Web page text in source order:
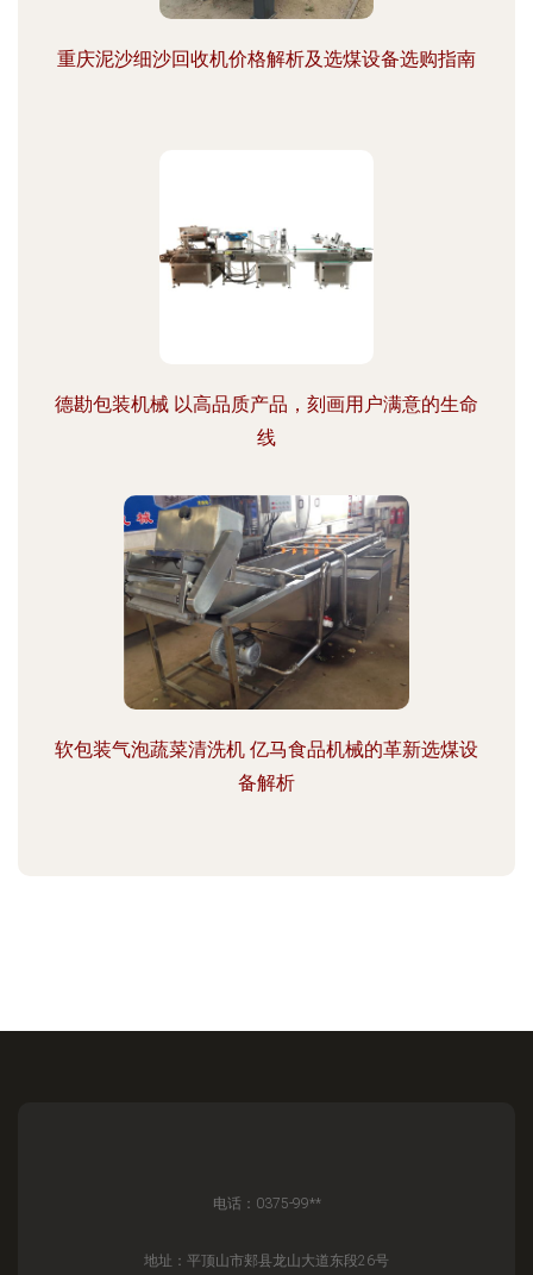
重庆泥沙细沙回收机价格解析及选煤设备选购指南
德勘包装机械 以高品质产品，刻画用户满意的生命
线
软包装气泡蔬菜清洗机 亿马食品机械的革新选煤设
备解析
电话：0375-99**
地址：平顶山市郏县龙山大道东段26号